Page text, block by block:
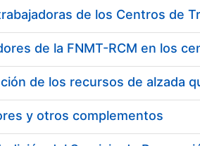
y otros complementos